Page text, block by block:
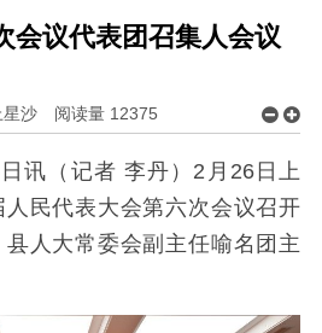
会议代表团召集人会议
沙 阅读量 12375
讯（记者 李丹）2月26日上
民代表大会第六次会议召开
人大常委会副主任喻名团主